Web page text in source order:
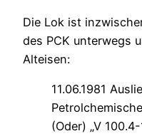
Die Lok ist
des PCK unterwegs
Alteisen:
11.06.1981
(Oder) „V 100.4-